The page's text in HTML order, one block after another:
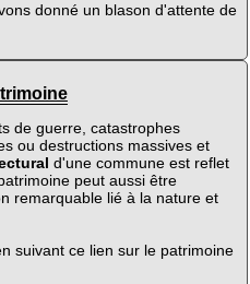
donné un blason d'attente de
de guerre, catastrophes
ou destructions massives et
d'une commune est reflet
peut aussi être
remarquable lié à la nature et
suivant ce lien sur le patrimoine